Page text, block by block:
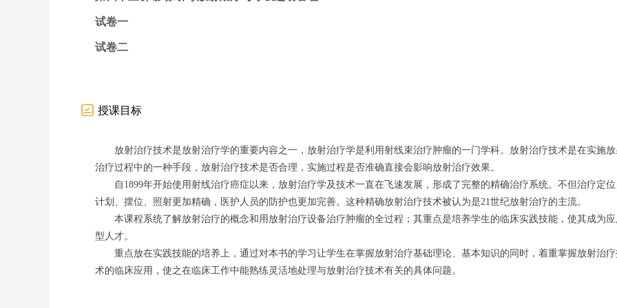
试卷一
试卷二
授课目标
放射治疗技术是放射治疗学的重要内容之一，放射治疗学是利用射线束治疗肿瘤的一门学科。放射治疗技术是在实施
治疗过程中的一种手段，放射治疗技术是否合理，实施过程是否准确直接会影响放射治疗效果。
自 1899年开始使用射线治疗癌症以来，放射治疗学及技术一直在飞速发展，形成了完整的精确治疗系统。不但治疗定位
计划、摆位、照射更加精确，医护人员的防护也更加完善。这种精确放射治疗技术被认为是21世纪放射治疗的主流。
本课程系统了解放射治疗的概念和用放射治疗设备治疗肿瘤的全过程；其重点是培养学生的临床实践技能，使其成为应
型人才。
重点放在实践技能的培养上，通过对本书的学习让学生在掌握放射治疗基础理论、基本知识的同时，着重掌握放射治
术的临床应用，使之在临床工作中能熟练灵活地处理与放射治疗技术有关的具体问题。